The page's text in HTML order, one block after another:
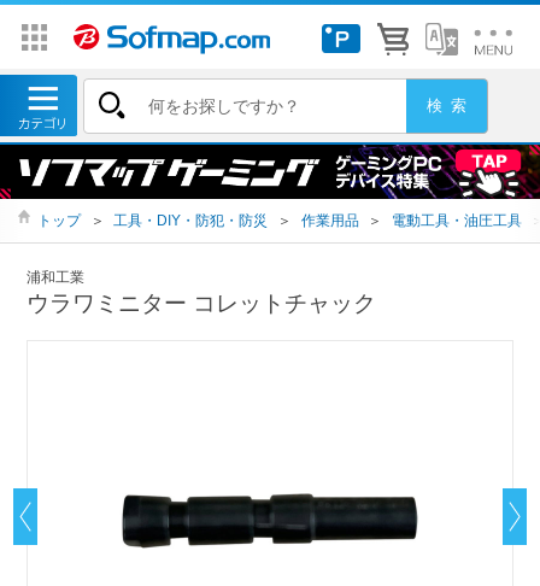
トップ ＞ 工具・DIY・防犯・防災 ＞ 作業用品 ＞ 電動工具・油圧工具
浦和工業
ウラワミニター コレットチャック